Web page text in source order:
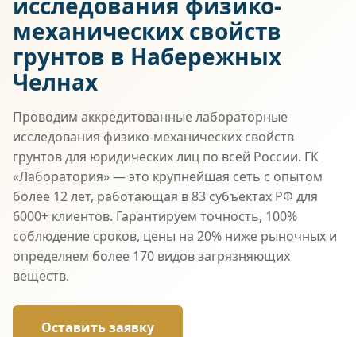
механических свойств
грунтов в Набережных
Челнах
Проводим аккредитованные лабораторные
исследования физико-механических свойств
грунтов для юридических лиц по всей России. ГК
«Лаборатория» — это крупнейшая сеть с опытом
более 12 лет, работающая в 83 субъектах РФ для
6000+ клиентов. Гарантируем точность, 100%
соблюдение сроков, цены на 20% ниже рыночных и
определяем более 170 видов загрязняющих
веществ.
Оставить заявку